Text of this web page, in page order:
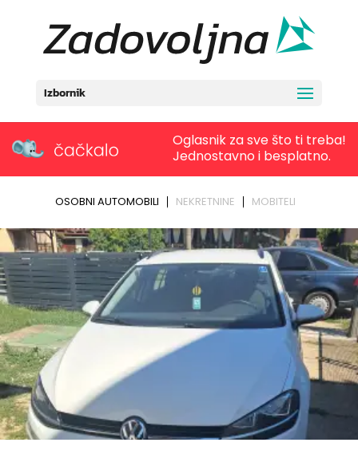
Izbornik